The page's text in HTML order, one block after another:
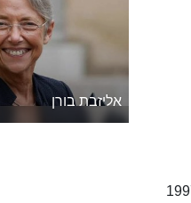
ב-1987 ו-1992 אך לא זכה במועמדות מפלגתו באזור בחירה. לקראת בחירות 1997
אליזבת בורן